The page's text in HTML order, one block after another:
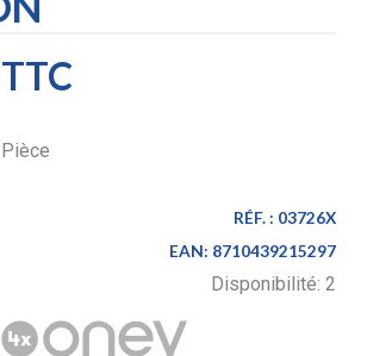
TTC
Pièce
RÉF. : 03726X
EAN: 8710439215297
Disponibilité: 2